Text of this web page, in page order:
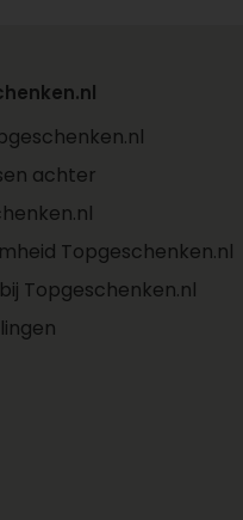
achter
Topgeschenken.nl
Topgeschenken.nl